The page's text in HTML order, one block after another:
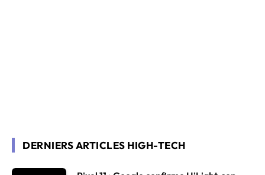
DERNIERS ARTICLES HIGH-TECH